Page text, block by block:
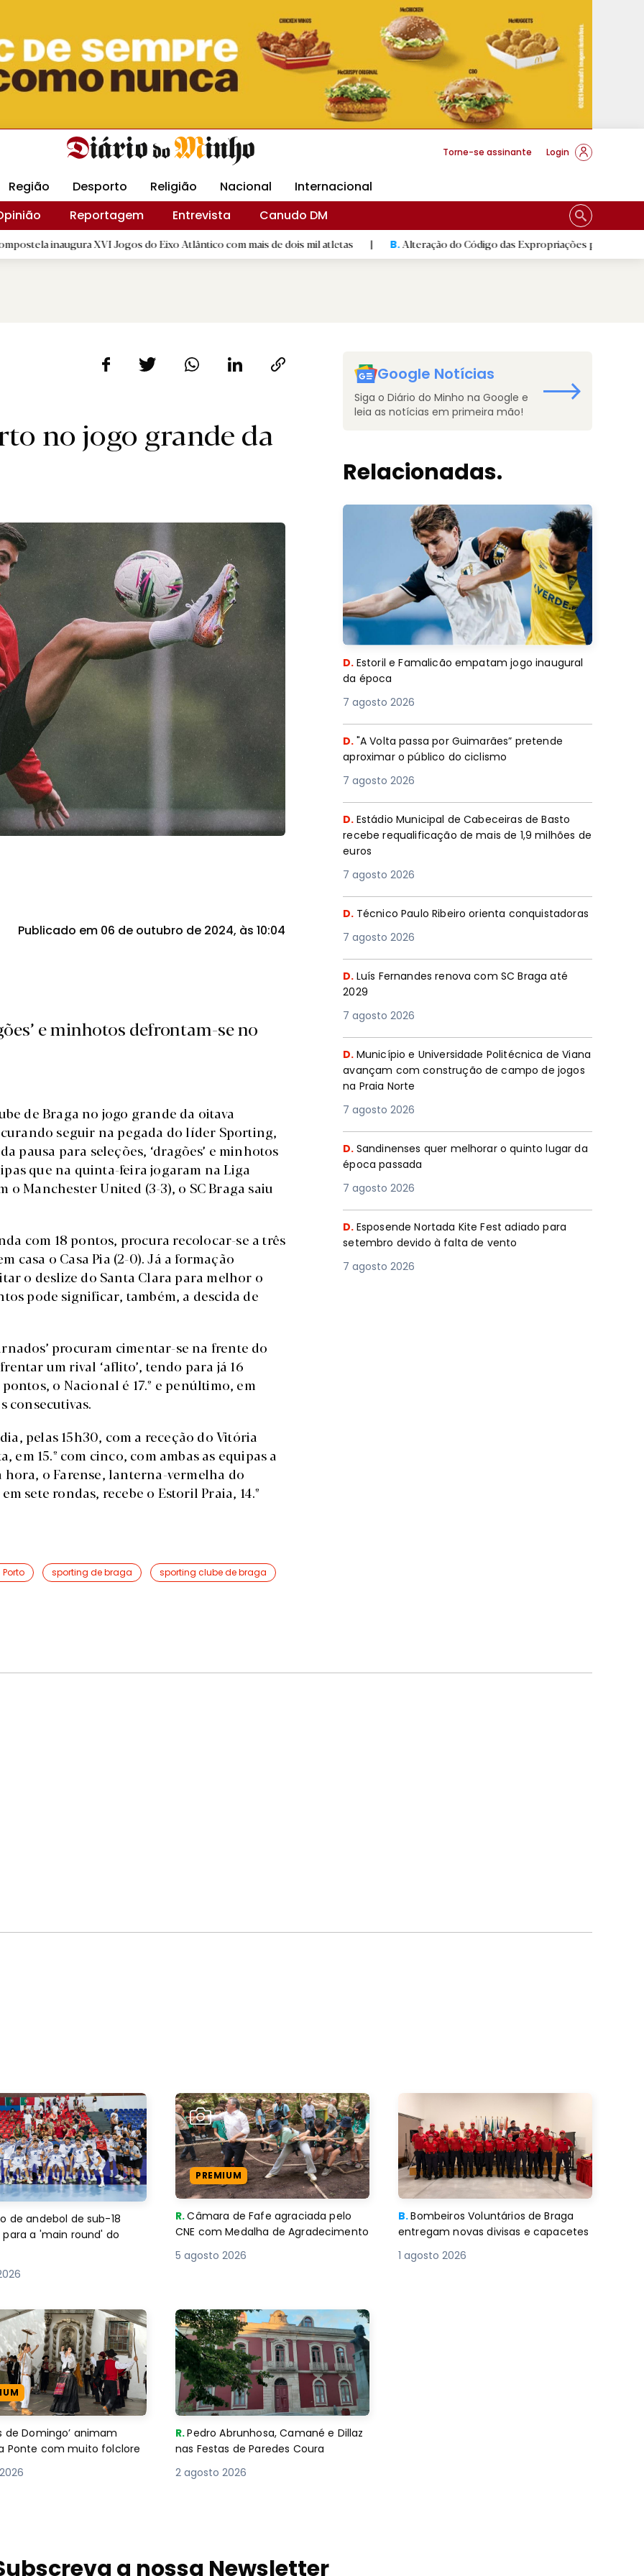
Revista Minha Gráfica DM Livraria DM Arquidiocese Braga
Torne-se assinante Login
Região Desporto Religião Nacional
Internacional
Reportagem Entrevista Canudo DM
XVI Jogos do Eixo Atlântico com mais de dois mil atletas | B.Alteração do Código das Expropriações pode ajudar construção
no jogo grande da
Publicado em 06 de outubro de 2024, às 10:04
e minhotos defrontam-se no
de Braga no jogo grande da oitava
seguir na pegada do líder Sporting,
pausa para seleções, ‘dragões’ e minhotos
que na quinta-feira jogaram na Liga
o Manchester United (3-3), o SC Braga saiu
com 18 pontos, procura recolocar-se a três
casa o Casa Pia (2-0). Já a formação
o deslize do Santa Clara para melhor o
pode significar, também, a descida de
procuram cimentar-se na frente do
um rival ‘aflito’, tendo para já 16
o Nacional é 17.º e penúltimo, em
consecutivas.
pelas 15h30, com a receção do Vitória
em 15.º com cinco, com ambas as equipas a
o Farense, lanterna-vermelha do
sete rondas, recebe o Estoril Praia, 14.º
Porto sporting de braga sporting clube de braga
Google Notícias
Siga o Diário do Minho na Google e
leia as notícias em primeira mão!
Relacionadas.
D. Estoril e Famalicão empatam jogo inaugural
da época
7 agosto 2026
D. "A Volta passa por Guimarães” pretende
aproximar o público do ciclismo
7 agosto 2026
D. Estádio Municipal de Cabeceiras de Basto
recebe requalificação de mais de 1,9 milhões de
euros
7 agosto 2026
D. Técnico Paulo Ribeiro orienta conquistadoras
7 agosto 2026
D. Luís Fernandes renova com SC Braga até
2029
7 agosto 2026
D. Município e Universidade Politécnica de Viana
avançam com construção de campo de jogos
na Praia Norte
7 agosto 2026
D. Sandinenses quer melhorar o quinto lugar da
época passada
7 agosto 2026
D. Esposende Nortada Kite Fest adiado para
setembro devido à falta de vento
7 agosto 2026
de andebol de sub-18
a 'main round' do
PREMIUM
R.Câmara de Fafe agraciada pelo
CNE com Medalha de Agradecimento
5 agosto 2026
B.Bombeiros Voluntários de Braga
entregam novas divisas e capacetes
1 agosto 2026
de Domingo’ animam
Ponte com muito folclore
R.Pedro Abrunhosa, Camané e Dillaz
nas Festas de Paredes Coura
2 agosto 2026
a nossa Newsletter